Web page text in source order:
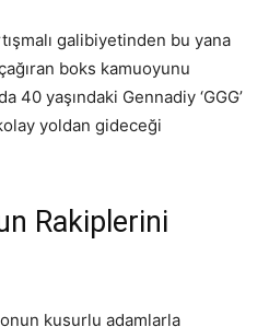
galibiyetinden bu yana
boks kamuoyunu
40 yaşındaki Gennadiy ‘GGG’
yoldan gideceği
Rakiplerini
kusurlu adamlarla